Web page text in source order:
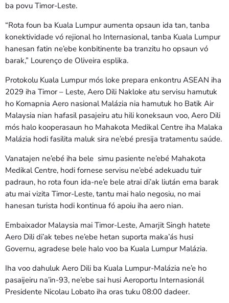
ba povu Timor-Leste.
“Rota foun ba Kuala Lumpur aumenta opsaun ida tan, tanba
konektividade vó rejional ho Internasional, tanba Kuala Lumpur
hanesan fatin ne’ebe konbitinente ba tranzitu ho opsaun vó
barak,” Lourenço de Oliveira esplika.
Protokolu Kuala Lumpur mós loke prepara enkontru ASEAN iha
2029 iha Timor – Leste, Aero Dili Nakloke atu servisu hamutuk
ho Komapnia Aero nasional Malázia nia hamutuk ho Batik Air
Malaysia nian hafasil pasajeiru atu hili koneksaun voo, Aero Dili
mós halo kooperasaun ho Mahakota Medikal Centre iha Malaka
Malázia hodi fasilita maluk sira ne’ebé presija tratamentu saúde.
Vanatajen ne’ebé iha bele simu pasiente ne’ebé Mahakota
Medikal Centre, hodi fornese servisu ne’ebé adekuadu tuir
padraun, ho rota foun ida-ne’e bele atrai di’ak liután ema barak
atu mai vizita Timor-Leste, tantu mai halo negosiu, no mai
hanesan turista hodi kontinua fó apoiu iha aero nian.
Embaixador Malaysia mai Timor-Leste, Amarjit Singh hatete
Aero Dili di’ak tebes ne’ebe hetan suporta maka’ás husi
Governu, agradese bele halo voo ba Kuala Lumpur Malázia.
Iha voo dahuluk Aero Dili ba Kuala Lumpur-Malázia ne’e ho
pasaijeiru na’in-93, ne’ebe sai husi Aeroportu Internasionál
Presidente Nicolau Lobato iha oras tuku 08:00 dadeer.